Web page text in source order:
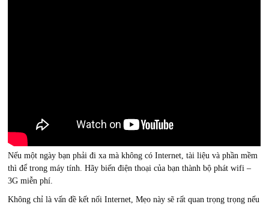
Nếu một ngày bạn phải đi xa mà không có Internet, tài liệu và phần mềm
thì để trong máy tính. Hãy biến điện thoại của bạn thành bộ phát wifi –
3G miễn phí.
Không chỉ là vấn đề kết nối Internet, Mẹo này sẽ rất quan trọng trọng nếu